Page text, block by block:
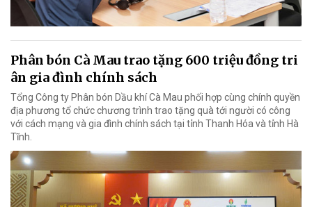
Phân bón Cà Mau trao tặng 600 triệu đồng tri
ân gia đình chính sách
Tổng Công ty Phân bón Dầu khí Cà Mau phối hợp cùng chính quyền
địa phương tổ chức chương trình trao tặng quà tới người có công
với cách mạng và gia đình chính sách tại tỉnh Thanh Hóa và tỉnh Hà
Tĩnh.